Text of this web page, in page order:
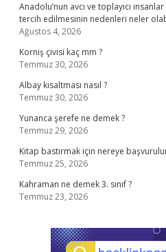
Anadolu’nun avcı ve toplayıcı
tercih edilmesinin nedenleri neler
Ağustos 4, 2026
Korniş çivisi kaç mm ?
Temmuz 30, 2026
Albay kısaltması nasıl ?
Temmuz 30, 2026
Yunanca şerefe ne demek ?
Temmuz 29, 2026
Kitap bastırmak için nereye
Temmuz 25, 2026
Kahraman ne demek 3. sınıf ?
Temmuz 23, 2026